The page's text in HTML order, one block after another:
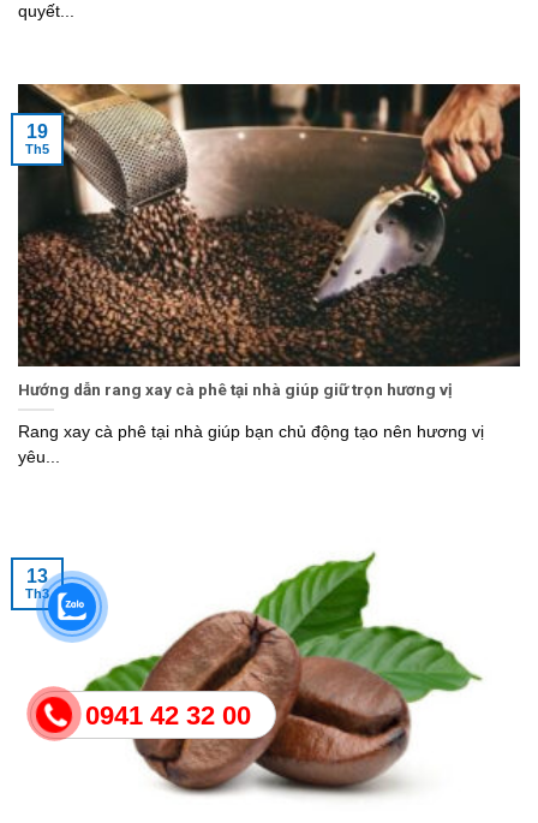
0941 42 32 00
quyết...
Hướng dẫn rang xay cà phê tại nhà giúp giữ trọn hương vị
Rang xay cà phê tại nhà giúp bạn chủ động tạo nên hương vị
yêu...
19
Th5
13
Th3